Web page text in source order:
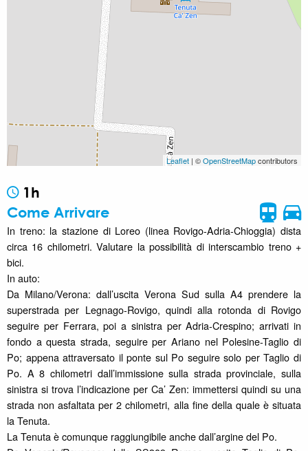
Leaflet | ©OpenStreetMapcontributors
1h
Come Arrivare
In treno: la stazione di Loreo (linea Rovigo-Adria-Chioggia) dista
circa 16 chilometri. Valutare la possibilità di interscambio treno +
bici.
In auto:
Da Milano/Verona: dall’uscita Verona Sud sulla A4 prendere la
superstrada per Legnago-Rovigo, quindi alla rotonda di Rovigo
seguire per Ferrara, poi a sinistra per Adria-Crespino; arrivati in
fondo a questa strada, seguire per Ariano nel Polesine-Taglio di
Po; appena attraversato il ponte sul Po seguire solo per Taglio di
Po. A 8 chilometri dall’immissione sulla strada provinciale, sulla
sinistra si trova l’indicazione per Ca’ Zen: immettersi quindi su una
strada non asfaltata per 2 chilometri, alla fine della quale è situata
la Tenuta.
La Tenuta è comunque raggiungibile anche dall’argine del Po.